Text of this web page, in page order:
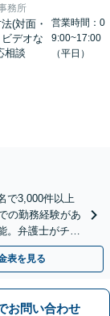
務所
(対面・
デオな
相談
営業時間：0
9:00~17:00
（平日）
で3,000件以上
の勤務経験があ
。弁護士がチー
表を見る
お問い合わせ